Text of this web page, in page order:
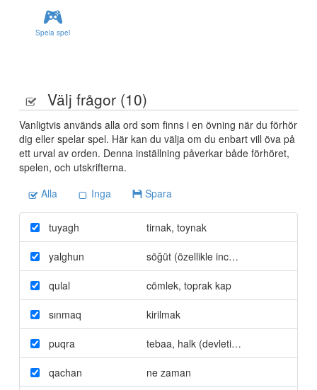
Spela spel
Välj frågor (10)
Vanligtvis används alla ord som finns i en övning när du förhör
dig eller spelar spel. Här kan du välja om du enbart vill öva på
ett urval av orden. Denna inställning påverkar både förhöret,
spelen, och utskrifterna.
Alla
Inga Spara
tuyagh tirnak, toynak
yalghun söğüt (özellikle ince dallı cinsi)
qulal cömlek, toprak kap
sınmaq kirilmak
puqra tebaa, halk (devletin vatandasi)
qachan ne zaman